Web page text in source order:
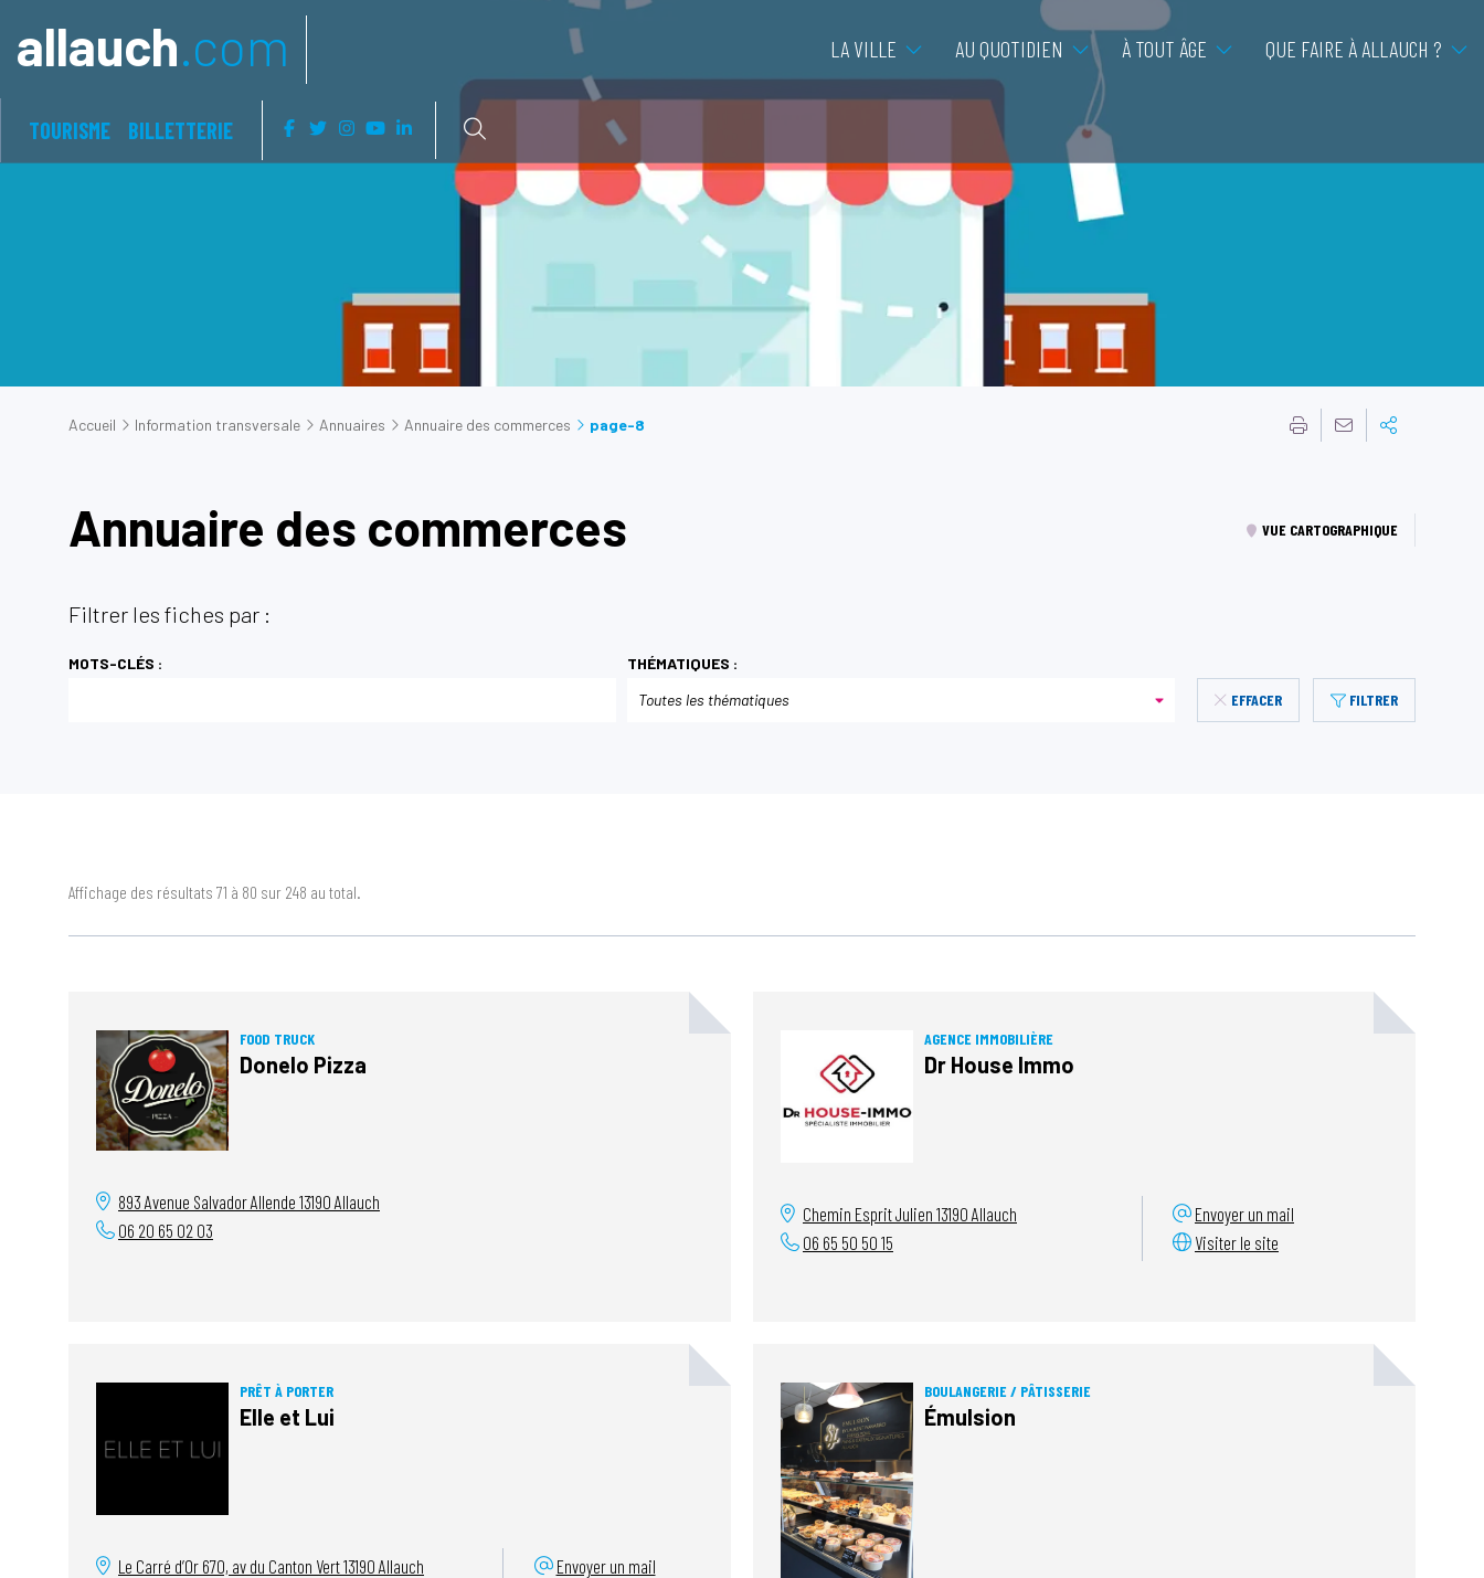
allauch.com LA VILLE AU QUOTIDIEN À TOUT ÂGE QUE FAIRE À ALLAUCH ?
TOURISME BILLETTERIE
Accueil Information transversale Annuaires Annuaire des commerces page-8
Annuaire des commerces VUE CARTOGRAPHIQUE
Filtrer les fiches par :
MOTS-CLÉS :
THÉMATIQUES :
Toutes les thématiques
EFFACER FILTRER
Affichage des résultats 71 à 80 sur 248 au total.
FOOD TRUCK
Donelo Pizza
893 Avenue Salvador Allende 13190 Allauch
06 20 65 02 03
AGENCE IMMOBILIÈRE
Dr House Immo
Chemin Esprit Julien 13190 Allauch
06 65 50 50 15
Envoyer un mail
Visiter le site
PRÊT À PORTER
Elle et Lui
Le Carré d’Or 670, av du Canton Vert13190 Allauch
Envoyer un mail
BOULANGERIE / PÂTISSERIE
Émulsion